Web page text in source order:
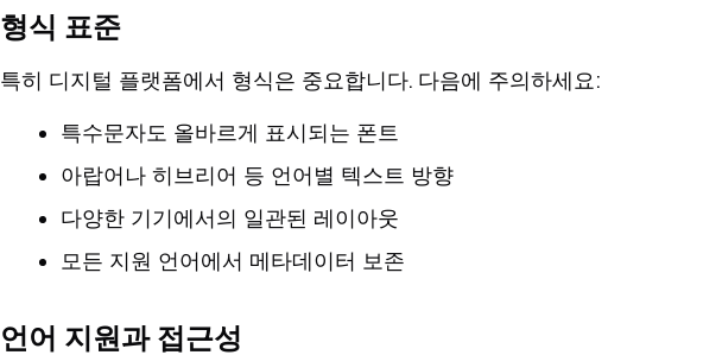
형식 표준
특히 디지털 플랫폼에서 형식은 중요합니다. 다음에 주의하세요:
특수문자도 올바르게 표시되는 폰트
아랍어나 히브리어 등 언어별 텍스트 방향
다양한 기기에서의 일관된 레이아웃
모든 지원 언어에서 메타데이터 보존
언어 지원과 접근성